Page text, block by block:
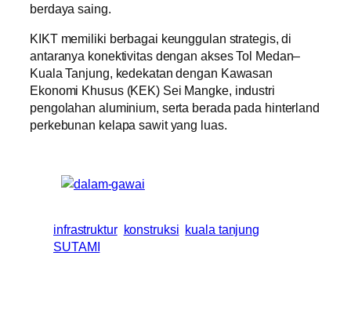
berdaya saing.
KIKT memiliki berbagai keunggulan strategis, di
antaranya konektivitas dengan akses Tol Medan–
Kuala Tanjung, kedekatan dengan Kawasan
Ekonomi Khusus (KEK) Sei Mangke, industri
pengolahan aluminium, serta berada pada hinterland
perkebunan kelapa sawit yang luas.
infrastruktur konstruksi kuala tanjung
SUTAMI